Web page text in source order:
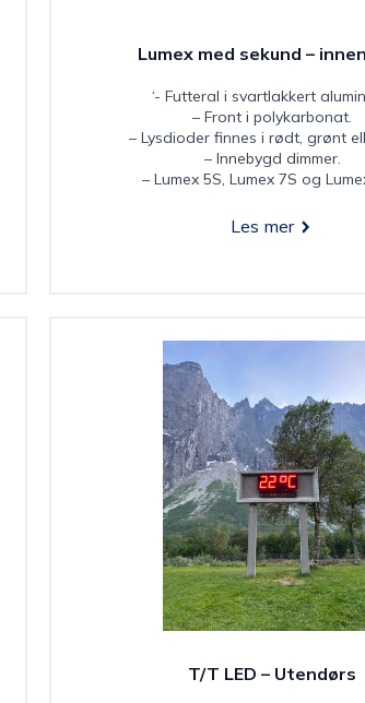
Lumex med sekund –
‘- Futteral i svartlakkert
– Front i polykarbonat.
– Lysdioder finnes i rødt, grønt
– Innebygd dimmer.
– Lumex 5S, Lumex 7S og
Les mer
T/T LED – Utendørs